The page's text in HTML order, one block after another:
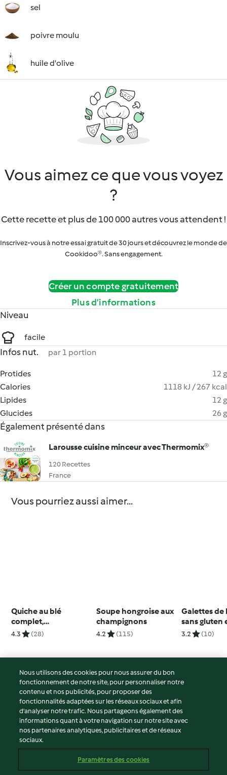
sel
poivre moulu
huile d'olive
Vous aimez ce que vous voyez
?
Cette recette et plus de 100 000 autres vous attendent !
Inscrivez-vous à notre essai gratuit de 30 jours et découvrez le monde de
Cookidoo®. Sans engagement.
Créer un compte gratuitement
Plus d’informations
Niveau
facile
Infos nut. par 1 portion
Protides
12 g
Calories
1118 kJ / 267 kcal
Lipides
12 g
Glucides
26 g
Également présenté dans
Larousse cuisine minceur avec Thermomix®
120 Recettes
France
Vous pourriez aussi aimer...
Quiche au blé
complet,
champignons et
4.3 (28)
Soupe hongroise aux
champignons
4.2 (115)
Galettes de
sans gluten
au yaourt
3.2 (10)
© Copyright 2026
Conditions d'utilisation
Politique de confidentialité
Non-responsabilité
Mentions légales
Contenu du rapport
Nous utilisons des cookies pour nous assurer du bon
fonctionnement de notre site, pour personnaliser notre
contenu et nos publicités, pour proposer des
fonctionnalités adaptées sur les réseaux sociaux et afin
d’analyser notre trafic. Nous partageons également des
informations quant à votre navigation sur notre site avec
nos partenaires analytiques, publicitaires et de réseaux
sociaux.
Paramètres des cookies